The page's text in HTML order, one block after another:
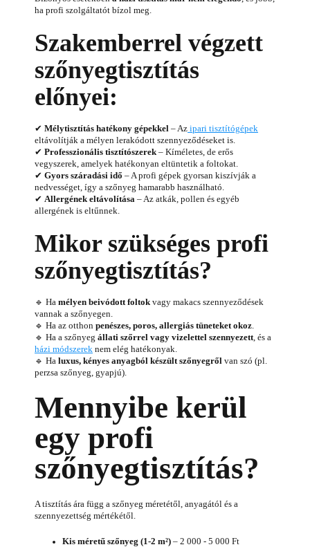
ha profi szolgáltatót bízol meg.
Szakemberrel végzett
szőnyegtisztítás
előnyei:
✔ Mélytisztítás hatékony gépekkel – Az ipari tisztítógépek
eltávolítják a mélyen lerakódott szennyeződéseket is.
✔ Professzionális tisztítószerek – Kíméletes, de erős
vegyszerek, amelyek hatékonyan eltüntetik a foltokat.
✔ Gyors száradási idő – A profi gépek gyorsan kiszívják a
nedvességet, így a szőnyeg hamarabb használható.
✔ Allergének eltávolítása – Az atkák, pollen és egyéb
allergének is eltűnnek.
Mikor szükséges profi
szőnyegtisztítás?
🔹 Ha mélyen beivódott foltok vagy makacs szennyeződések
vannak a szőnyegen.
🔹 Ha az otthon penészes, poros, allergiás tüneteket okoz.
🔹 Ha a szőnyeg állati szőrrel vagy vizelettel szennyezett, és a
házi módszerek nem elég hatékonyak.
🔹 Ha luxus, kényes anyagból készült szőnyegről van szó (pl.
perzsa szőnyeg, gyapjú).
Mennyibe kerül
egy profi
szőnyegtisztítás?
A tisztítás ára függ a szőnyeg méretétől, anyagától és a
szennyezettség mértékétől.
Kis méretű szőnyeg (1-2 m²) – 2 000 - 5 000 Ft